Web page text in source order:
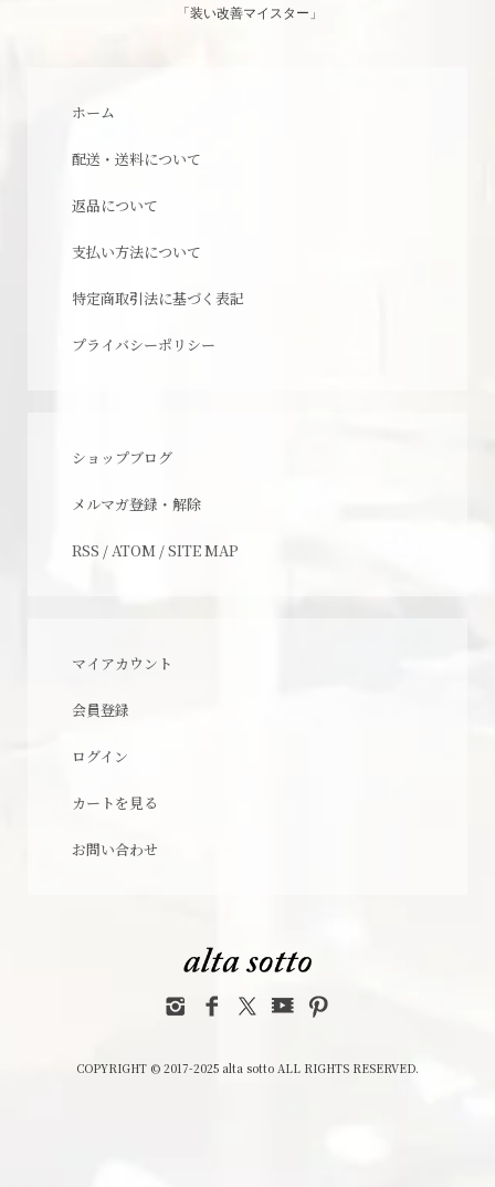
「装い改善マイスター」
ホーム
配送・送料について
返品について
支払い方法について
特定商取引法に基づく表記
プライバシーポリシー
ショップブログ
メルマガ登録・解除
RSS / ATOM /SITE MAP
マイアカウント
会員登録
ログイン
カートを見る
お問い合わせ
COPYRIGHT © 2017-2025 alta sotto ALL RIGHTS RESERVED.